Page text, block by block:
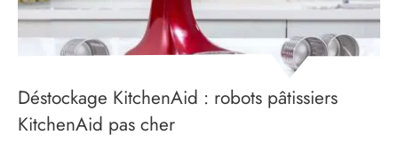
Déstockage KitchenAid : robots pâtissiers
KitchenAid pas cher